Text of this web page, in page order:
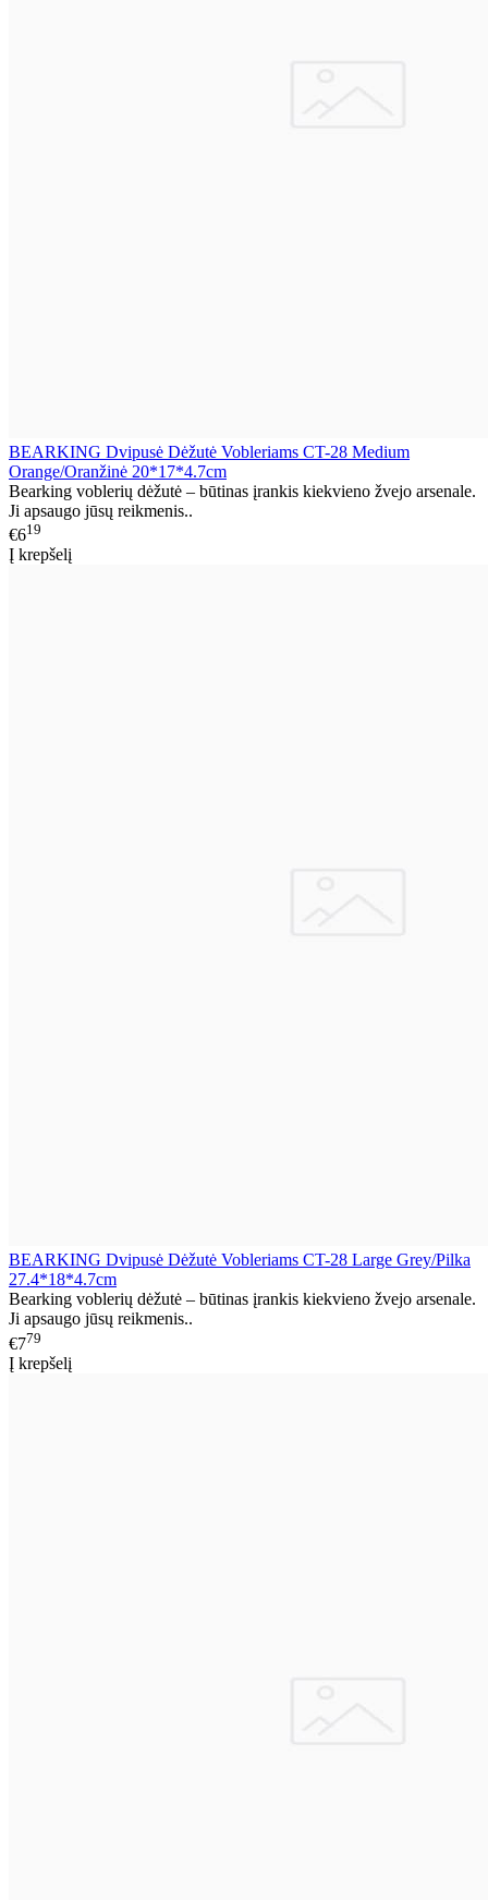
BEARKING Dvipusė Dėžutė Vobleriams CT-28 Medium
Orange/Oranžinė 20*17*4.7cm
Bearking voblerių dėžutė – būtinas įrankis kiekvieno žvejo arsenale.
Ji apsaugo jūsų reikmenis..
€619
Į krepšelį
BEARKING Dvipusė Dėžutė Vobleriams CT-28 Large Grey/Pilka
27.4*18*4.7cm
Bearking voblerių dėžutė – būtinas įrankis kiekvieno žvejo arsenale.
Ji apsaugo jūsų reikmenis..
€779
Į krepšelį